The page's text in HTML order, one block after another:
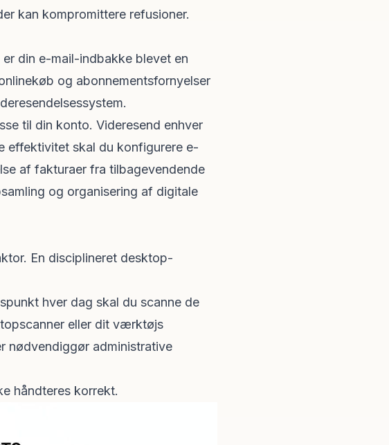
kan kompromittere refusioner.
din e-mail-indbakke blevet en
og abonnementsfornyelser
til din konto. Videresend enhver
effektivitet skal du konfigurere e-
af fakturaer fra tilbagevendende
og organisering af digitale
En disciplineret desktop-
hver dag skal du scanne de
eller dit værktøjs
nødvendiggør administrative
håndteres korrekt.